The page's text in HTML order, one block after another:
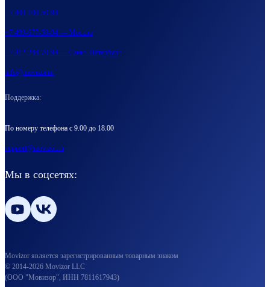
+7 800-100-50-94
+7 499-677-50-94 — Москва
+7 812-244-70-94 — Санкт-Петербург
info@movizor.ru
Поддержка:
По номеру телефона с 9.00 до 18.00
support@movizor.ru
Мы в соцсетях:
Movizor является зарегистрированным товарным знаком
© 2014-2026 Movizor LLC
(ООО "Мовизор", ИНН 7811617943)